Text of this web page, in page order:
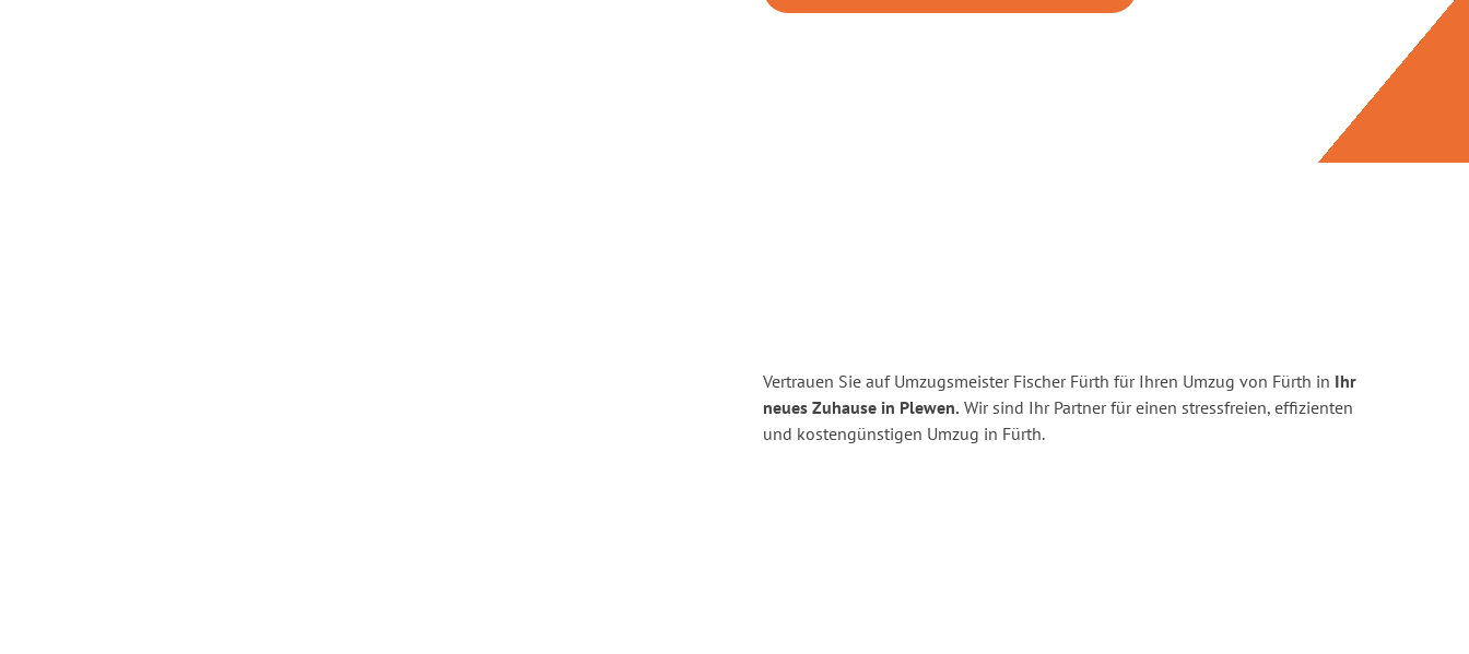
Vertrauen Sie auf Umzugsmeister Fischer Fürth für Ihren Umzug von Fürth in Ihr
neues Zuhause in Plewen. Wir sind Ihr Partner für einen stressfreien, effizienten
und kostengünstigen Umzug in Fürth.